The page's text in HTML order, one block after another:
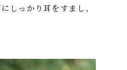
しっかり耳をすまし、